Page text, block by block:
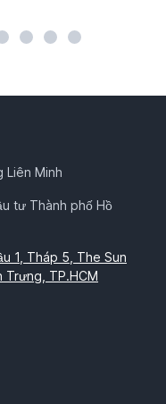
Liên Minh
tư Thành phố Hồ
1, Tháp 5, The Sun
Trưng, TP.HCM